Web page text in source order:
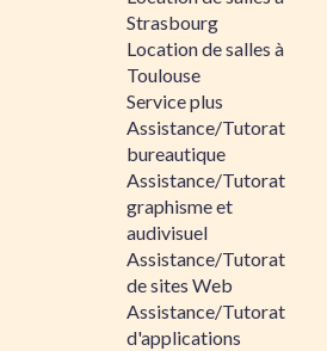
Strasbourg
Location de salles à
Toulouse
Service plus
Assistance/Tutorat
bureautique
Assistance/Tutorat
graphisme et
audivisuel
Assistance/Tutorat
de sites Web
Assistance/Tutorat
d'applications